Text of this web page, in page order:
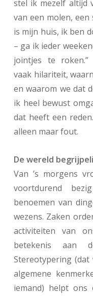
stel ik mezelf altijd
van een molen,
is mijn huis, ik ben
– ga ik ieder
jointjes te roken.”
vaak hilariteit,
en waarom we dat
ik heel bewust
dat heeft een
alleen maar fout.
De wereld
Van ’s morgens
voortdurend
benoemen van
wezens. Zaken
activiteiten van
betekenis aan
Stereotypering
algemene
iemand) helpt